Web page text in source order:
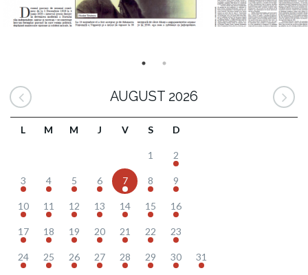
AUGUST 2026
L M M J V S D
1 2
3 4 5 6 7 8 9
10 11 12 13 14 15 16
17 18 19 20 21 22 23
24 25 26 27 28 29 30 31